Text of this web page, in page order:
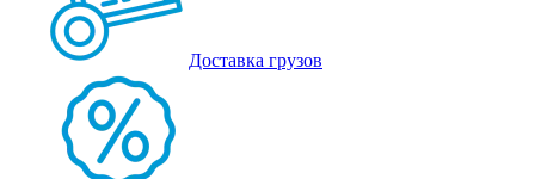
Доставка грузов